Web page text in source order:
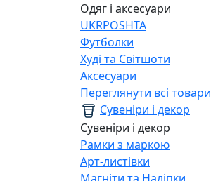
Одяг і аксесуари
UKRPOSHTA
Футболки
Худі та Світшоти
Аксесуари
Переглянути всі товари
Сувеніри і декор
Сувеніри і декор
Рамки з маркою
Арт-листівки